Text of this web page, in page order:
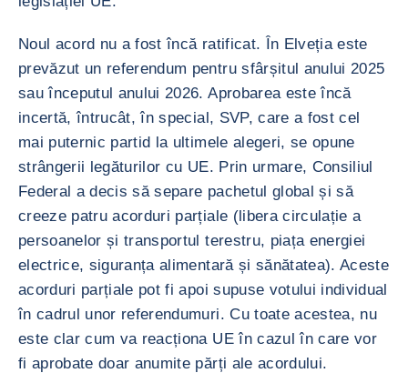
Noul acord nu a fost încă ratificat. În Elveția este
prevăzut un referendum pentru sfârșitul anului 2025
sau începutul anului 2026. Aprobarea este încă
incertă, întrucât, în special, SVP, care a fost cel
mai puternic partid la ultimele alegeri, se opune
strângerii legăturilor cu UE. Prin urmare, Consiliul
Federal a decis să separe pachetul global și să
creeze patru acorduri parțiale (libera circulație a
persoanelor și transportul terestru, piața energiei
electrice, siguranța alimentară și sănătatea). Aceste
acorduri parțiale pot fi apoi supuse votului individual
în cadrul unor referendumuri. Cu toate acestea, nu
este clar cum va reacționa UE în cazul în care vor
fi aprobate doar anumite părți ale acordului.